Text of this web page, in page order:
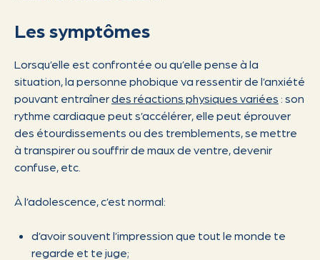
Les symptômes
Lorsqu’elle est confrontée ou qu’elle pense à la
situation, la personne phobique va ressentir de l’anxiété
pouvant entraînerdes réactions physiques variées : son
rythme cardiaque peut s’accélérer, elle peut éprouver
des étourdissements ou des tremblements, se mettre
à transpirer ou souffrir de maux de ventre, devenir
confuse, etc.
À l’adolescence, c’est normal:
d’avoir souvent l’impression que tout le monde te
regarde et te juge;